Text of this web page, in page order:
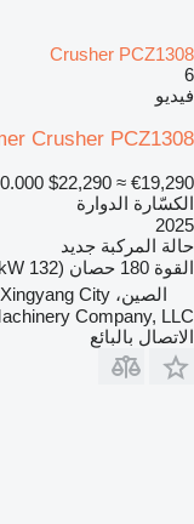
Crusher PCZ1308
6
فيديو
Crusher PCZ1308
$22,290 ≈ €19,290
الكسّارة الدوارة
2025
حالة المركبة جديد
القوة 180 حصان (132 kW)
الصين، Henan Province, Zhengzhou, Xingyang City
Company, LLC
الاتصال بالبائع